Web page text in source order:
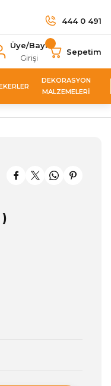
444 0 491
Üye/Bayi
Girişi
Sepetim
DEKORASYON
MALZEMELERİ